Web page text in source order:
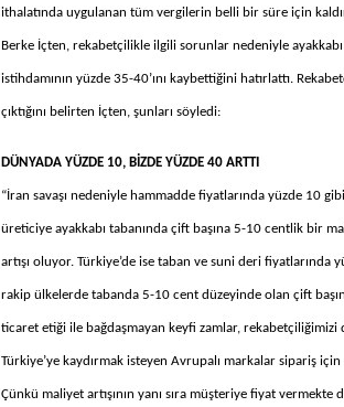
ithalatında uygulanan tüm vergilerin belli bir süre için
Berke İçten, rekabetçilikle ilgili sorunlar nedeniyle ayakkabı
istihdamının yüzde 35-40’ını kaybettiğini hatırlattı.
çıktığını belirten İçten, şunları söyledi:
DÜNYADA YÜZDE 10, BİZDE YÜZDE 40 ARTTI
“İran savaşı nedeniyle hammadde fiyatlarında yüzde 10
üreticiye ayakkabı tabanında çift başına 5-10 centlik bir
artışı oluyor. Türkiye’de ise taban ve suni deri
rakip ülkelerde tabanda 5-10 cent düzeyinde olan çift
ticaret etiği ile bağdaşmayan keyfi zamlar, rekabetçiliğimizi
Türkiye’ye kaydırmak isteyen Avrupalı markalar sipariş
Çünkü maliyet artışının yanı sıra müşteriye fiyat vermekte